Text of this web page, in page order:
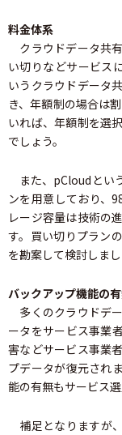
料金体系
クラウドデータ共
い切りなどサービス
いうクラウドデータ
き、年額制の場合は
いれば、年額制を選
でしょう。
また、pCloudとい
ンを用意しており、
レージ容量は技術の
す。買い切りプラン
を勘案して検討しまし
バックアップ機能の
多くのクラウドデ
ータをサービス事業
害などサービス事業
プデータが復元され
能の有無もサービス
補足となりますが